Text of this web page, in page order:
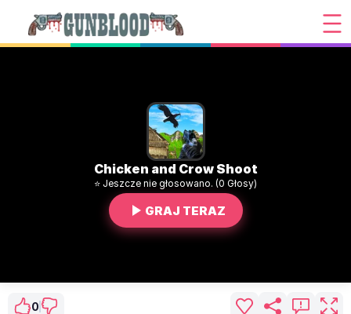
Chicken and Crow Shoot
⭐ Jeszcze nie głosowano. (0 Głosy)
GRAJ TERAZ
0